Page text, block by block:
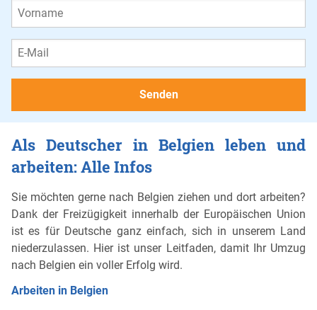
Als Deutscher in Belgien leben und
arbeiten: Alle Infos
Sie möchten gerne nach Belgien ziehen und dort arbeiten?
Dank der Freizügigkeit innerhalb der Europäischen Union
ist es für Deutsche ganz einfach, sich in unserem Land
niederzulassen. Hier ist unser Leitfaden, damit Ihr Umzug
nach Belgien ein voller Erfolg wird.
Arbeiten in Belgien